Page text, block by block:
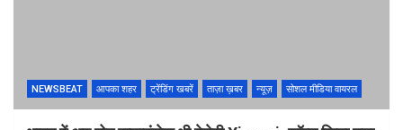
NEWSBEAT आपका शहर ट्रेंडिंग खबरें ताज़ा ख़बर न्यूज़ सोशल मीडिया वायरल